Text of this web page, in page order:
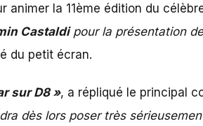
animer la 11ème édition du
Castaldipour la présentation
du petit écran.
sur D8 », a répliqué le principal
dès lors poser très